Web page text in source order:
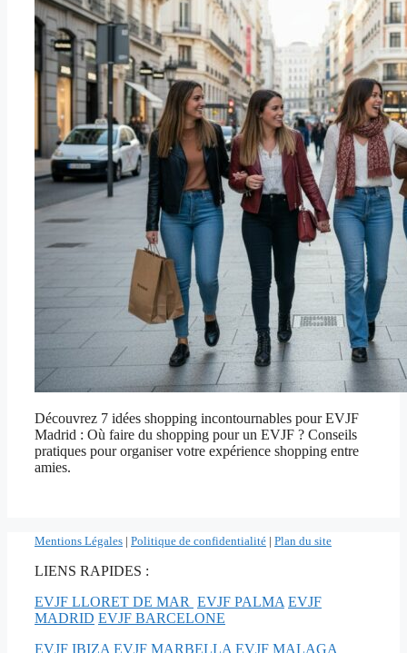
Découvrez 7 idées shopping incontournables pour EVJF
Madrid : Où faire du shopping pour un EVJF ? Conseils
pratiques pour organiser votre expérience shopping entre
amies.
Mentions Légales | Politique de confidentialité | Plan du site
LIENS RAPIDES :
EVJF LLORET DE MAR EVJF PALMA EVJF
MADRID EVJF BARCELONE
EVJF IBIZA EVJF MARBELLA EVJF MALAGA